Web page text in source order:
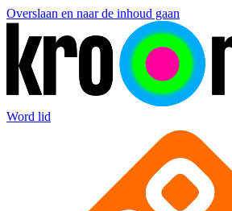
Overslaan en naar de inhoud gaan
Word lid